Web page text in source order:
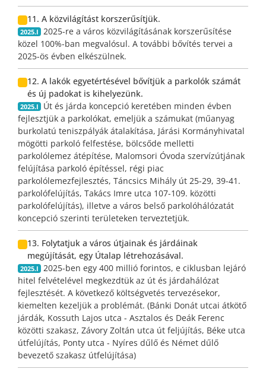
11. A közvilágítást korszerűsítjük.
2025.I
2025-re a város közvilágításának korszerűsítése
közel 100%-ban megvalósul. A további bővítés tervei a
2025-ös évben elkészülnek.
12. A lakók egyetértésével bővítjük a parkolók számát
és új padokat is kihelyezünk.
2025.I
Út és járda koncepció keretében minden évben
fejlesztjük a parkolókat, emeljük a számukat (műanyag
burkolatú teniszpályák átalakítása, Járási Kormányhivatal
mögötti parkoló felfestése, bölcsőde melletti
parkolólemez átépítése, Malomsori Óvoda szervízútjának
felújítása parkoló építéssel, régi piac
parkolólemezfejlesztés, Táncsics Mihály út 25-29, 39-41.
parkolófelújítás, Takács Imre utca 107-109. közötti
parkolófelújítás), illetve a város belső parkolóhálózatát
koncepció szerinti területeken terveztetjük.
13. Folytatjuk a város útjainak és járdáinak
megújítását, egy Útalap létrehozásával.
2025.I
2025-ben egy 400 millió forintos, e ciklusban lejáró
hitel felvételével megkezdtük az út és járdahálózat
fejlesztését. A következő költségvetés tervezésekor,
kiemelten kezeljük a problémát. (Bánki Donát utcai átkötő
járdák, Kossuth Lajos utca - Asztalos és Deák Ferenc
közötti szakasz, Závory Zoltán utca út feljújítás, Béke utca
útfelújítás, Ponty utca - Nyíres dűlő és Német dűlő
bevezető szakasz útfelújítása)